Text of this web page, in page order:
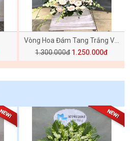
Vòng Hoa Đám Tang Trắng V046
1.300.000đ 1.250.000đ